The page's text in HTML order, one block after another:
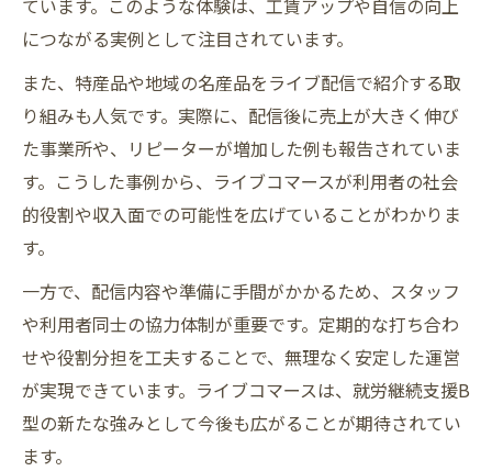
ています。このような体験は、工賃アップや自信の向上
につながる実例として注目されています。
また、特産品や地域の名産品をライブ配信で紹介する取
り組みも人気です。実際に、配信後に売上が大きく伸び
た事業所や、リピーターが増加した例も報告されていま
す。こうした事例から、ライブコマースが利用者の社会
的役割や収入面での可能性を広げていることがわかりま
す。
一方で、配信内容や準備に手間がかかるため、スタッフ
や利用者同士の協力体制が重要です。定期的な打ち合わ
せや役割分担を工夫することで、無理なく安定した運営
が実現できています。ライブコマースは、就労継続支援B
型の新たな強みとして今後も広がることが期待されてい
ます。